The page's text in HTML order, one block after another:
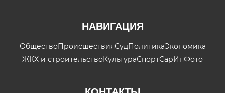
НАВИГАЦИЯ
ОбществоПроисшествияСудПолитикаЭкономика
ЖКХ и строительствоКультураСпортСарИнФото